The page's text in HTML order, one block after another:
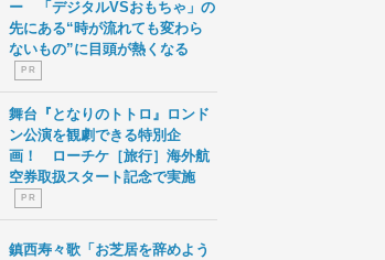
ー 「デジタルVSおもちゃ」の
先にある“時が流れても変わら
ないもの”に目頭が熱くなる
P R
舞台『となりのトトロ』ロンド
ン公演を観劇できる特別企
画！ ローチケ［旅行］海外航
空券取扱スタート記念で実施
P R
鎮西寿々歌「お芝居を辞めよう